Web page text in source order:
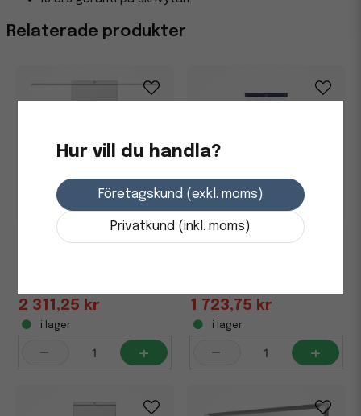
Relaterade produkter
Blädderblocksställ Nobo
2 311,25 kr
i lager
- +
Konferensställ Nobo Basic
1 723,75 kr
i lager
- +
Hur vill du handla?
Företagskund (exkl. moms)
Privatkund (inkl. moms)